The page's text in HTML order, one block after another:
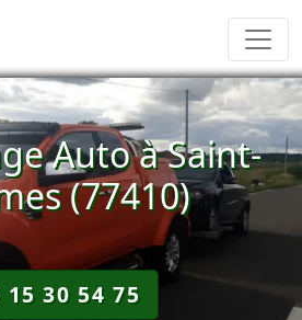
Auto à Saint-
(77410)
15 30 54 75